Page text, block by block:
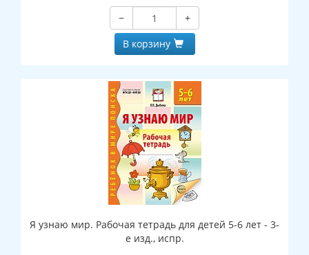
−
+
В корзину
Я узнаю мир. Рабочая тетрадь для детей 5-6 лет - 3-
е изд., испр.